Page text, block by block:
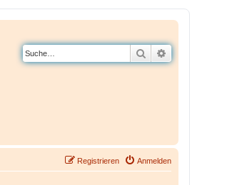
Suche
Anmelden
Registrieren